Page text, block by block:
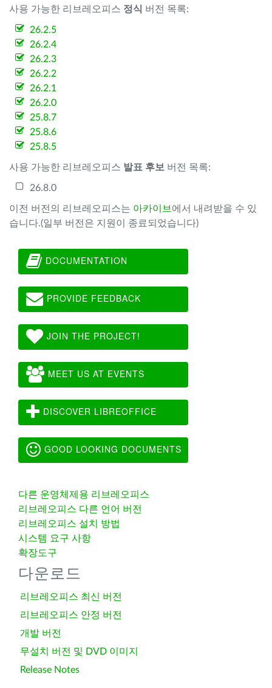
사용 가능한 리브레오피스 정식 버전 목록:
26.2.5
26.2.4
26.2.3
26.2.2
26.2.1
26.2.0
25.8.7
25.8.6
25.8.5
사용 가능한 리브레오피스 발표 후보 버전 목록:
26.8.0
이전 버전의 리브레오피스는 아카이브 에서 내려받을 수 있
습니다.(일부 버전은 지원이 종료되었습니다)
DOCUMENTATION
PROVIDE FEEDBACK
JOIN THE PROJECT!
MEET US AT EVENTS
DISCOVER LIBREOFFICE
GOOD LOOKING DOCUMENTS
다른 운영체제용 리브레오피스
리브레오피스 다른 언어 버전
리브레오피스 설치 방법
시스템 요구 사항
확장도구
다운로드
리브레오피스 최신 버전
리브레오피스 안정 버전
개발 버전
무설치 버전 및 DVD 이미지
Release Notes